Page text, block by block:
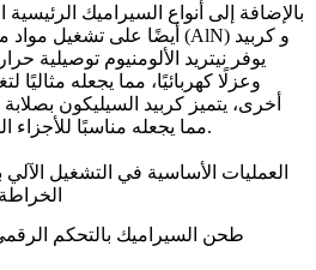
بالإضافة إلى أنواع السيراميك
أيضًا على تشغيل مواد نيتريد الألومنيوم (AlN) و كربيد
وعزلًا كهربائيًا، مما يجعله مثاليًا
أخرى، يتميز كربيد السيليكون
مما يجعله مناسبًا للأجزاء المعرضة لبيئات قاسية للغاية.
العمليات الأساسية في التشغيل
طحن السيراميك بالتحكم